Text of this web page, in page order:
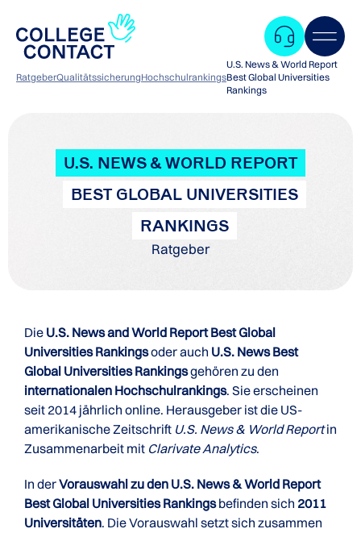
RatgeberQualitätssicherungHochschulrankings
U.S. News & World Report
Best Global Universities
Rankings
U.S. NEWS & WORLD REPORT
BEST GLOBAL UNIVERSITIES
RANKINGS
Ratgeber
Die U.S. News and World Report Best Global
Universities Rankingsoder auch U.S. News Best
Global Universities Rankingsgehören zu den
internationalen Hochschulrankings. Sie erscheinen
seit 2014 jährlich online. Herausgeber ist die US-
amerikanische Zeitschrift U.S. News & World Reportin
Zusammenarbeit mit Clarivate Analytics.
In derVorauswahl zu den U.S. News & World Report
Best Global Universities Rankingsbefinden sich 2011
Universitäten. Die Vorauswahl setzt sich zusammen